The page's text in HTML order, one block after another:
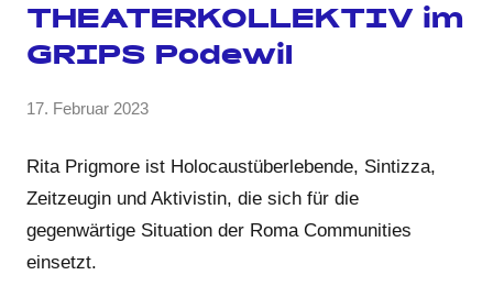
THEATERKOLLEKTIV im
GRIPS Podewil
von
Team
17. Februar 2023
Rita Prigmore ist Holocaustüberlebende, Sintizza,
Zeitzeugin und Aktivistin, die sich für die
gegenwärtige Situation der Roma Communities
einsetzt.